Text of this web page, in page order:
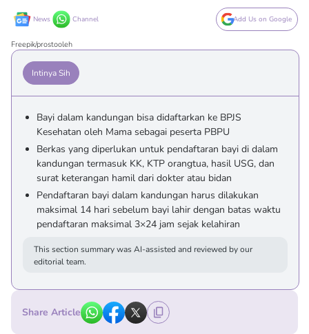
News Channel Add Us on Google
Freepik/prostooleh
Intinya Sih
Bayi dalam kandungan bisa didaftarkan ke BPJS
Kesehatan oleh Mama sebagai peserta PBPU
Berkas yang diperlukan untuk pendaftaran bayi di dalam
kandungan termasuk KK, KTP orangtua, hasil USG, dan
surat keterangan hamil dari dokter atau bidan
Pendaftaran bayi dalam kandungan harus dilakukan
maksimal 14 hari sebelum bayi lahir dengan batas waktu
pendaftaran maksimal 3×24 jam sejak kelahiran
This section summary was AI-assisted and reviewed by our
editorial team.
Share Article